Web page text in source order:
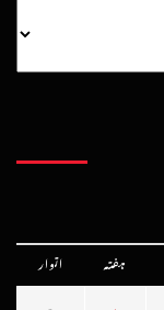
ہفتہ اتوار